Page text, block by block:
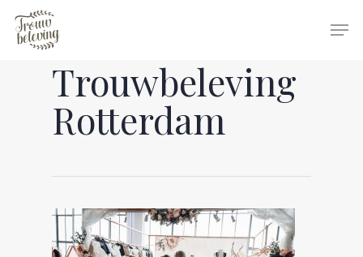
Hit enter to search or ESC to close
Trouwbeleving
Rotterdam